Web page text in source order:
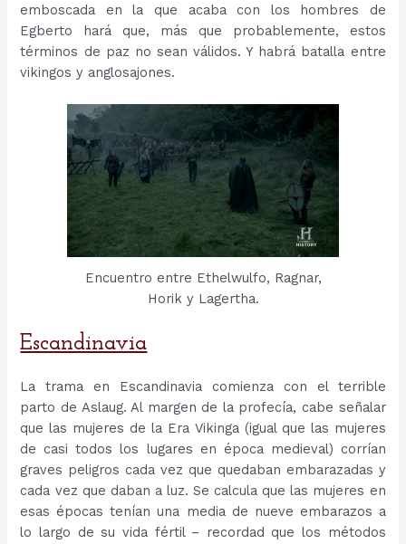
emboscada en la que acaba con los hombres de
Egberto hará que, más que probablemente, estos
términos de paz no sean válidos. Y habrá batalla entre
vikingos y anglosajones.
Encuentro entre Ethelwulfo, Ragnar,
Horik y Lagertha.
Escandinavia
La trama en Escandinavia comienza con el terrible
parto de Aslaug. Al margen de la profecía, cabe señalar
que las mujeres de la Era Vikinga (igual que las mujeres
de casi todos los lugares en época medieval) corrían
graves peligros cada vez que quedaban embarazadas y
cada vez que daban a luz. Se calcula que las mujeres en
esas épocas tenían una media de nueve embarazos a
lo largo de su vida fértil – recordad que los métodos